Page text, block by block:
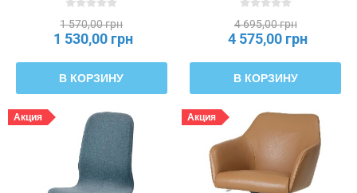
1 570,00 грн
1 530,00 грн
В КОРЗИНУ
4 695,00 грн
4 575,00 грн
В КОРЗИНУ
Акция Акция